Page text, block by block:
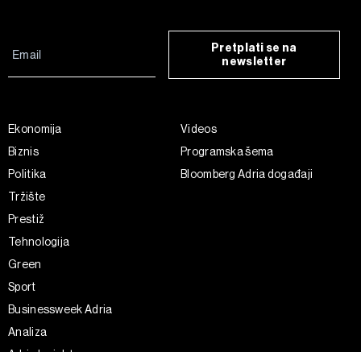
Pretplati se na
newsletter
Ekonomija
Biznis
Politika
Tržište
Prestiž
Tehnologija
Green
Sport
Businessweek Adria
Analiza
Videos
Programska šema
Bloomberg Adria događaji